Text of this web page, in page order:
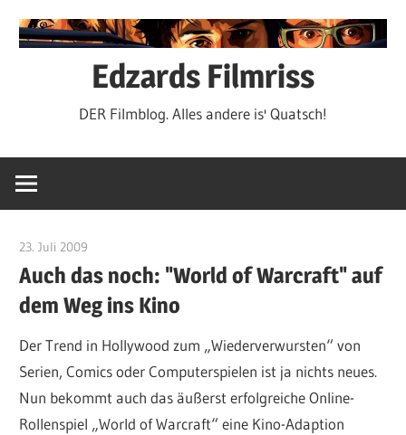
Inhalt
Edzards Filmriss
DER Filmblog. Alles andere is' Quatsch!
23. Juli 2009
Auch das noch: "World of Warcraft" auf
dem Weg ins Kino
Der Trend in Hollywood zum „Wiederverwursten“ von
Serien, Comics oder Computerspielen ist ja nichts neues.
Nun bekommt auch das äußerst erfolgreiche Online-
Rollenspiel „World of Warcraft“ eine Kino-Adaption